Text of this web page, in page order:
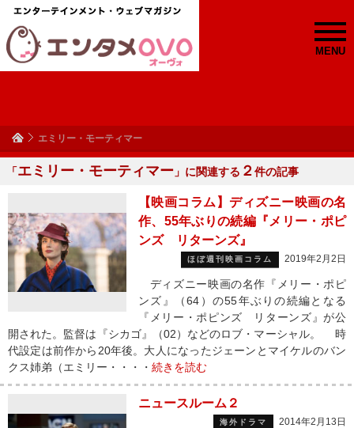
MENU
エミリー・モーティマー
「エミリー・モーティマー 」に関連する ２件の記事
【映画コラム】ディズニー映画の名
作、55年ぶりの続編『メリー・ポピ
ンズ リターンズ』
ほぼ週刊映画コラム 2019年2月2日
ディズニー映画の名作『メリー・ポピ
ンズ』（64）の55年ぶりの続編となる
『メリー・ポピンズ リターンズ』が公
開された。監督は『シカゴ』（02）などのロブ・マーシャル。 時
代設定は前作から20年後。大人になったジェーンとマイケルのバン
クス姉弟（エミリー・・・・ 続きを読む
ニュースルーム２
海外ドラマ 2014年2月13日